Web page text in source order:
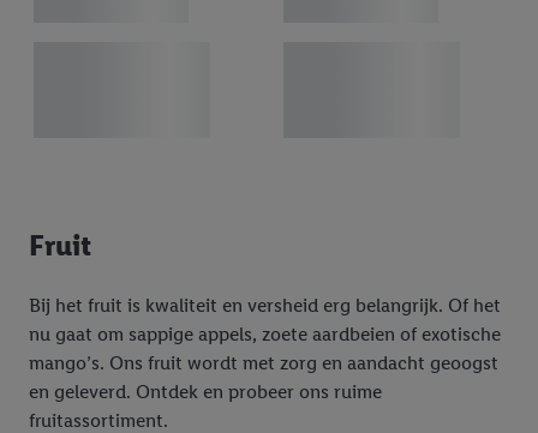
Fruit
Bij het fruit is kwaliteit en versheid erg belangrijk. Of het
nu gaat om sappige appels, zoete aardbeien of exotische
mango’s. Ons fruit wordt met zorg en aandacht geoogst
en geleverd. Ontdek en probeer ons ruime
fruitassortiment.